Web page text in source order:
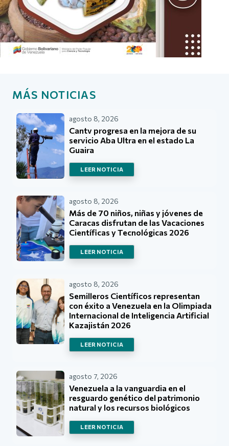
MÁS NOTICIAS
agosto 8, 2026
Cantv progresa en la mejora de su
servicio Aba Ultra en el estado La
Guaira
LEER NOTICIA
agosto 8, 2026
Más de 70 niños, niñas y jóvenes de
Caracas disfrutan de las Vacaciones
Científicas y Tecnológicas 2026
LEER NOTICIA
agosto 8, 2026
Semilleros Científicos representan
con éxito a Venezuela en la Olimpiada
Internacional de Inteligencia Artificial
Kazajistán 2026
LEER NOTICIA
agosto 7, 2026
Venezuela a la vanguardia en el
resguardo genético del patrimonio
natural y los recursos biológicos
LEER NOTICIA